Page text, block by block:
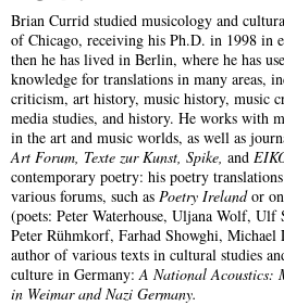
Brian Currid studied musicology and
of Chicago, receiving his Ph.D. in 1998 in
then he has lived in Berlin, where he has
knowledge for translations in many areas,
criticism, art history, music history, music
media studies, and history. He works with
in the art and music worlds, as well as
Art Forum, Texte zur Kunst, Spike, and
contemporary poetry: his poetry
various forums, such as Poetry Irelandor
(poets: Peter Waterhouse, Uljana Wolf,
Peter Rühmkorf, Farhad Showghi,
author of various texts in cultural studies
culture in Germany:A National Acoustics:
in Weimar and Nazi Germany.